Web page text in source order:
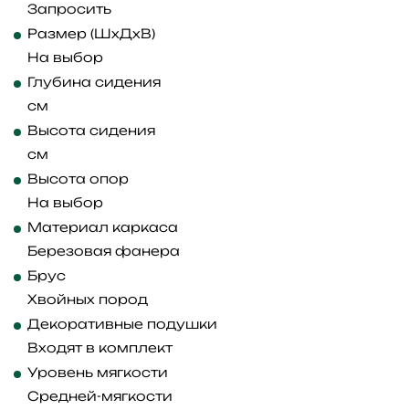
Запросить
Размер (ШхДхВ)
На выбор
Глубина сидения
см
Высота сидения
см
Высота опор
На выбор
Материал каркаса
Березовая фанера
Брус
Хвойных пород
Декоративные подушки
Входят в комплект
Уровень мягкости
Средней-мягкости